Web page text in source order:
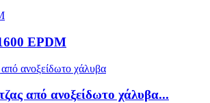
EPDM
από ανοξείδωτο χάλυβα...